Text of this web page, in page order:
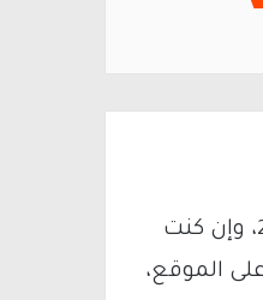
يتم الاستخدام المواد وفقًا للمادة 27 أ من قانون حقوق التأليف والنشر 2007، وإن كنت
الموقع،